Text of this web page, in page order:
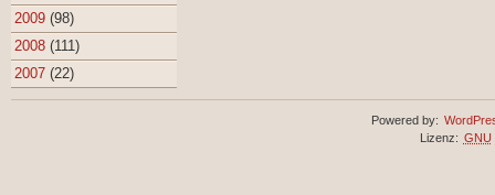
2009 (98)
2008 (111)
2007 (22)
Powered by:
Lizenz: GNU